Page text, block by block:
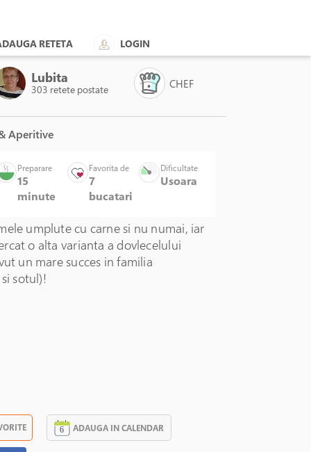
RETETA LOGIN
Lubita
303 retete postate CHEF
Aperitive
Preparare
15
minute
Favorita de
7
bucatari
Dificultate
Usoara
umplute cu carne si nu numai, iar
o alta varianta a dovlecelului
un mare succes in familia
sotul)!
ADAUGA IN CALENDAR